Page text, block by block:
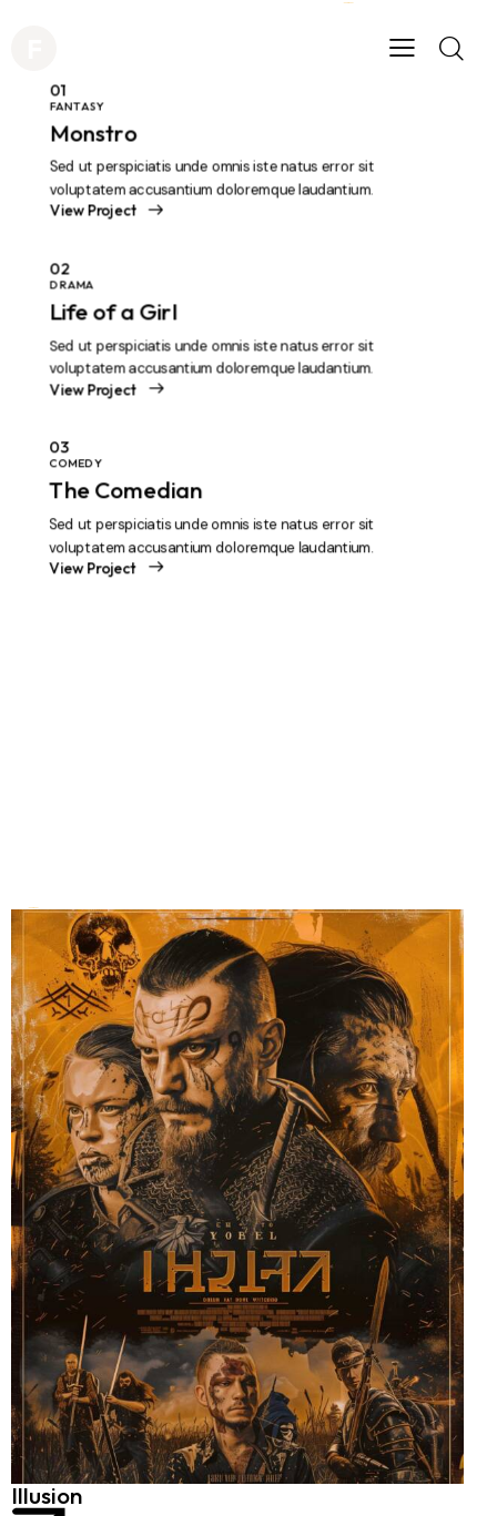
01
FANTASY
Monstro
Sed ut perspiciatis unde omnis iste natus error sit
voluptatem accusantium doloremque laudantium.
View Project
02
DRAMA
Life of a Girl
Sed ut perspiciatis unde omnis iste natus error sit
voluptatem accusantium doloremque laudantium.
View Project
03
COMEDY
The Comedian
Sed ut perspiciatis unde omnis iste natus error sit
voluptatem accusantium doloremque laudantium.
View Project
Illusion